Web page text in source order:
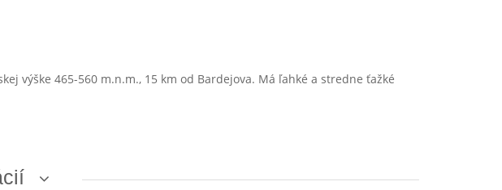
výške 465-560 m.n.m., 15 km od Bardejova. Má ľahké a stredne ťažké